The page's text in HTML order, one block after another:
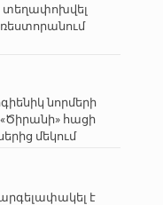
տեղափոխվել
նորմերի
հացի
մեկում
է